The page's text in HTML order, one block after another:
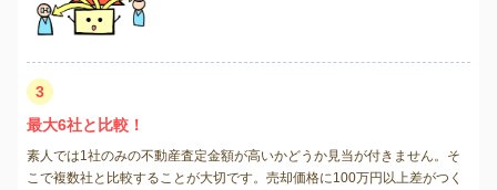
3
最大6社と比較！
素人では1社のみの不動産査定金額が高いかどうか見当が付きません。そ
こで複数社と比較することが大切です。売却価格に100万円以上差がつく